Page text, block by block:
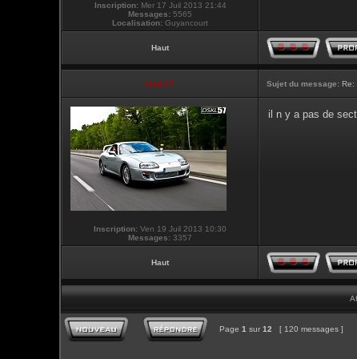
Inscription:Mer 17 Juil 2013 21:44
Messages: 5565
Localisation: Guyancourt
Haut
touti-17 Sujet du message: Re:
Inscription: Ven 19 Juil 2013 10:30
Messages: 3357
il n y a pas de
Haut
Page 1 sur 12 [ 120 messages ]